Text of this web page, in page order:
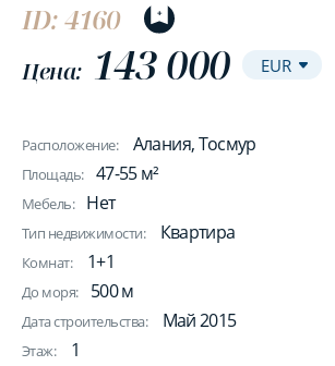
ID: 4160
Цена: 143 000
Расположение: Алания, Тосмур
Площадь: 47-55 м²
Мебель: Нет
Тип недвижимости: Квартира
Комнат: 1+1
До моря: 500 м
Дата строительства: Май 2015
Этаж: 1